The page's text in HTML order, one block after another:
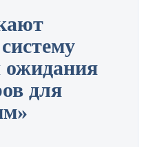
ожидания
для